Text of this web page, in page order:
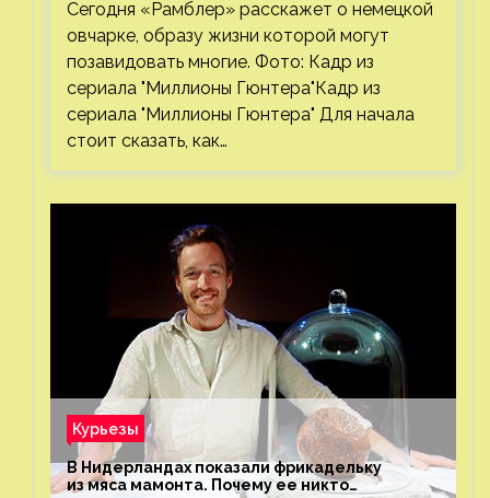
Сегодня «Рамблер» расскажет о немецкой
овчарке, образу жизни которой могут
позавидовать многие. Фото: Кадр из
сериала "Миллионы Гюнтера"Кадр из
сериала "Миллионы Гюнтера" Для начала
стоит сказать, как…
Курьезы
В Нидерландах показали фрикадельку
из мяса мамонта. Почему ее никто